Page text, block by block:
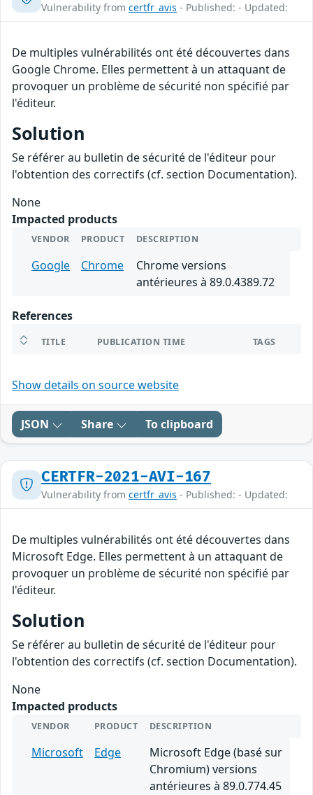
Vulnerability from certfr_avis - Published: - Updated:
De multiples vulnérabilités ont été découvertes dans
Google Chrome. Elles permettent à un attaquant de
provoquer un problème de sécurité non spécifié par
l'éditeur.
Solution
Se référer au bulletin de sécurité de l'éditeur pour
l'obtention des correctifs (cf. section Documentation).
None
Impacted products
VENDOR PRODUCT DESCRIPTION
Google Chrome
Chrome versions
antérieures à 89.0.4389.72
References
TITLE PUBLICATION TIME TAGS
Show details on source website
JSON Share To clipboard
CERTFR-2021-AVI-167
Vulnerability from certfr_avis - Published: - Updated:
De multiples vulnérabilités ont été découvertes dans
Microsoft Edge. Elles permettent à un attaquant de
provoquer un problème de sécurité non spécifié par
l'éditeur.
Solution
Se référer au bulletin de sécurité de l'éditeur pour
l'obtention des correctifs (cf. section Documentation).
None
Impacted products
VENDOR PRODUCT DESCRIPTION
Microsoft Edge
Microsoft Edge (basé sur
Chromium) versions
antérieures à 89.0.774.45